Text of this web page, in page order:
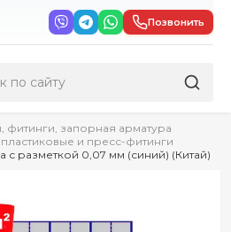
Позвонить
фитинги, запорная арматура
и пресс-фитинги
с разметкой 0,07 мм (синий) (Китай)